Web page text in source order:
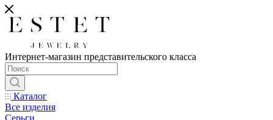
Интернет-магазин представительского класса
Каталог
Все изделия
Серьги